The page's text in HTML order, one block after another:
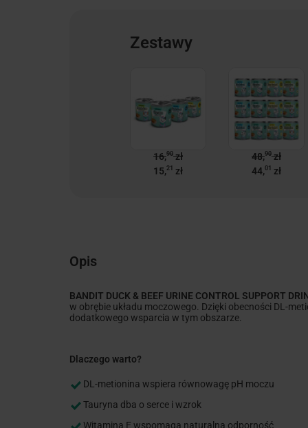
Zestawy
16,90zł
15,21 zł
48,90zł
44,01 zł
Opis
BANDIT DUCK & BEEF URINE CONTROL SUPPORT
w obrębie układu moczowego. Dzięki obecności DL-
dodatkowego wsparcia w tym obszarze.
Dlaczego warto?
DL-metionina wspiera równowagę pH moczu
Tauryna dba o serce i wzrok
Witamina E wspomaga naturalną odporność